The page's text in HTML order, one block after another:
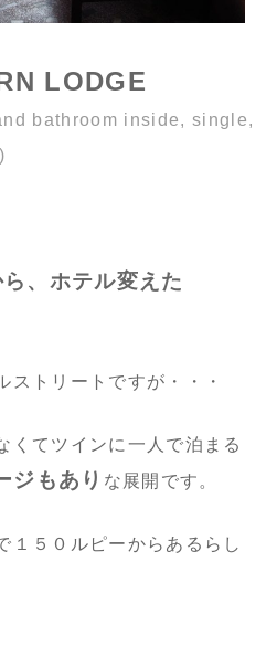
LODGE
bathroom inside, single,
、ホテル変えた
ストリートですが・・・
くてツインに一人で泊まる
ジもあり な展開です。
１５０ルピーからあるらし